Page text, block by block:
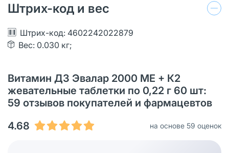
Штрих-код и вес
Штрих-код: 4602242022879
Вес: 0.030 кг;
Витамин Д3 Эвалар 2000 МЕ + К2
жевательные таблетки по 0,22 г 60 шт:
59 отзывов покупателей и фармацевтов
4.68
на основе 59 оценок